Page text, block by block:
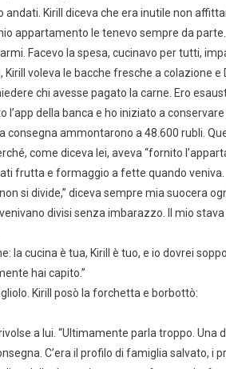
andati. Kirill diceva che era inutile non
appartamento le tenevo sempre da parte.
Facevo la spesa, cucinavo per tutti,
Kirill voleva le bacche fresche a colazione
chi avesse pagato la carne. Ero
della banca e ho iniziato a conservare
ammontarono a 48.600 rubli.
come diceva lei, aveva “fornito
frutta e formaggio a fette quando veniva.
si divide,” diceva sempre mia suocera
divisi senza imbarazzo. Il mio
la cucina è tua, Kirill è tuo, e io dovrei
hai capito.”
Kirill posò la forchetta e borbottò:
a lui. “Ultimamente parla troppo. Una
C’era il profilo di famiglia salvato,